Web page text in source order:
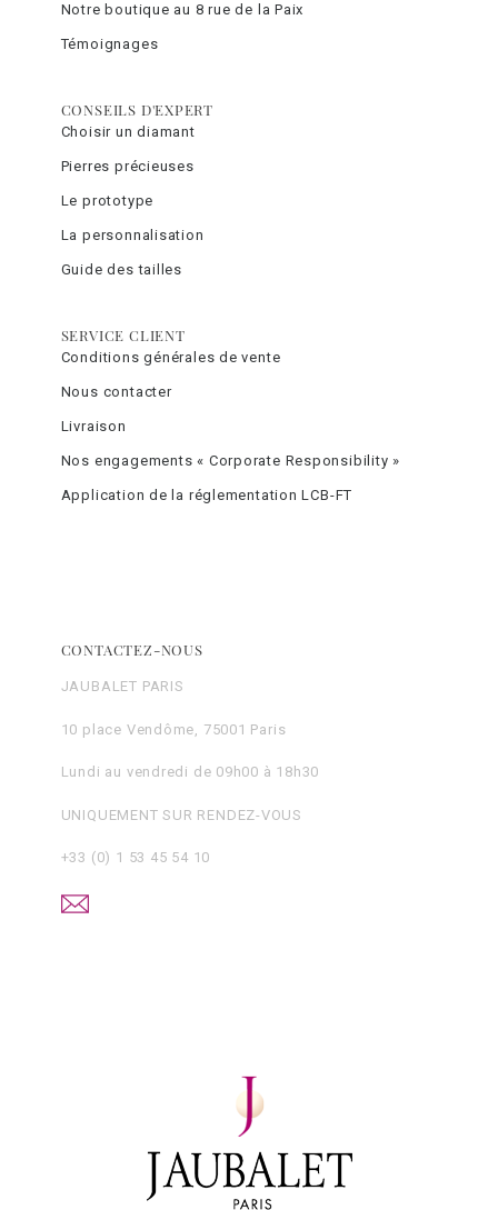
Notre boutique au 8 rue de la Paix
Témoignages
CONSEILS D'EXPERT
Choisir un diamant
Pierres précieuses
Le prototype
La personnalisation
Guide des tailles
SERVICE CLIENT
Conditions générales de vente
Nous contacter
Livraison
Nos engagements « Corporate Responsibility »
Application de la réglementation LCB-FT
CONTACTEZ-NOUS
JAUBALET PARIS
10 place Vendôme, 75001 Paris
Lundi au vendredi de 09h00 à 18h30
UNIQUEMENT SUR RENDEZ-VOUS
+33 (0) 1 53 45 54 10